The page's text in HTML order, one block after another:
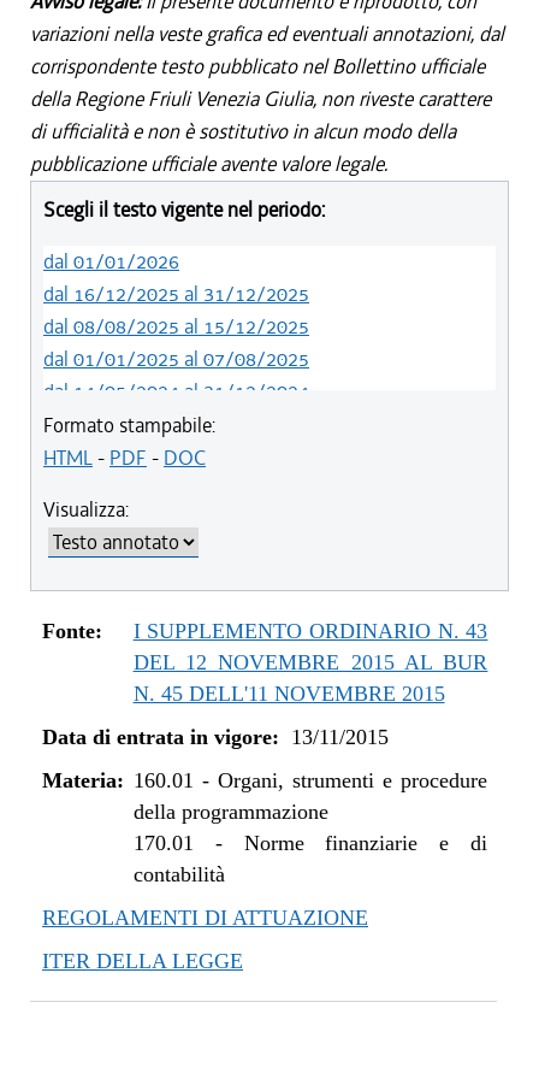
variazioni nella veste grafica ed eventuali annotazioni, dal
corrispondente testo pubblicato nel Bollettino ufficiale
della Regione Friuli Venezia Giulia, non riveste carattere
di ufficialità e non è sostitutivo in alcun modo della
pubblicazione ufficiale avente valore legale.
Scegli il testo vigente nel periodo:
dal 01/01/2026
dal 16/12/2025 al 31/12/2025
dal 08/08/2025 al 15/12/2025
dal 01/01/2025 al 07/08/2025
dal 14/05/2024 al 31/12/2024
dal 01/01/2024 al 13/05/2024
dal 01/01/2020 al 31/12/2023
dal 10/08/2019 al 18/12/2019
dal 01/01/2019 al 09/08/2019
dal 08/11/2018 al 31/12/2018
dal 29/03/2018 al 07/11/2018
dal 10/08/2017 al 28/03/2018
dal 01/06/2017 al 09/08/2017
dal 13/08/2016 al 08/01/2017
dal 13/01/2016 al 12/08/2016
dal 13/11/2015 al 12/01/2016
Formato stampabile:
HTML- PDF - DOC
Visualizza:
Fonte:
I SUPPLEMENTO ORDINARIO N. 43
DEL 12 NOVEMBRE 2015 AL BUR
N. 45 DELL'11 NOVEMBRE 2015
Data di entrata in vigore: 13/11/2015
Materia: 160.01 - Organi, strumenti e procedure
della programmazione
170.01 - Norme finanziarie e di
contabilità
REGOLAMENTI DI ATTUAZIONE
ITER DELLA LEGGE